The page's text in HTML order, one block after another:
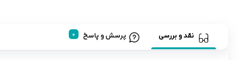
نقد و بررسی پرسش و پاسخ